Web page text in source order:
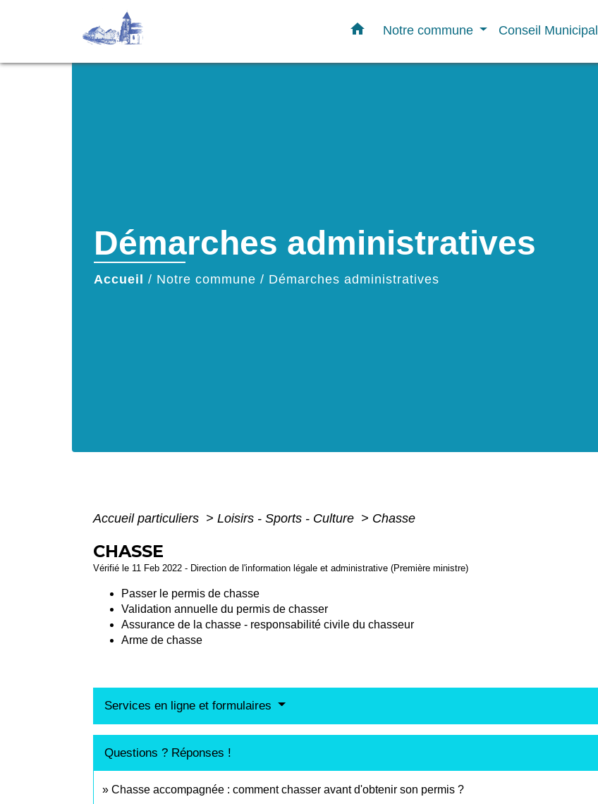
home Notre commune Conseil Municipal
Démarches administratives
Accueil / Notre commune / Démarches administratives
Accueil particuliers > Loisirs - Sports - Culture > Chasse
CHASSE
Vérifié le 11 Feb 2022 - Direction de l'information légale et administrative (Première ministre)
Passer le permis de chasse
Validation annuelle du permis de chasser
Assurance de la chasse - responsabilité civile du chasseur
Arme de chasse
Services en ligne et formulaires
Questions ? Réponses !
Chasse accompagnée : comment chasser avant d'obtenir son permis ?